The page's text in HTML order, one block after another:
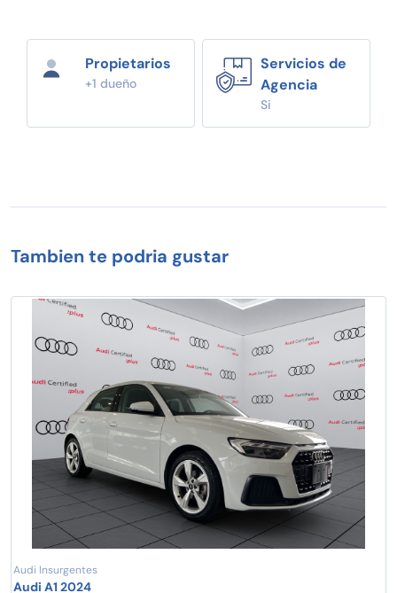
Propietarios
+1 dueño
Servicios de
Agencia
Si
Tambien te podria gustar
Audi Insurgentes
Audi A1 2024